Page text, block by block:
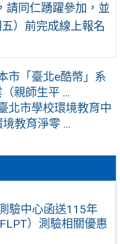
驗中心函送115年
）測驗相關優惠
請同仁踴躍參加，並
）前完成線上報名
市「臺北e酷幣」系
親師生平 ...
北市學校環境教育中
教育淨零 ...